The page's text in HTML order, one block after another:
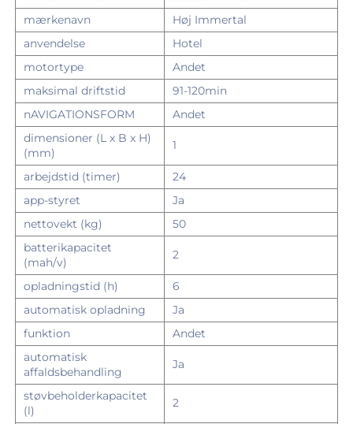
mærkenavn
Høj Immertal
anvendelse
Hotel
motortype
Andet
maksimal driftstid
91-120min
nAVIGATIONSFORM
Andet
dimensioner (L x B x H)
(mm)
1
arbejdstid (timer)
24
app-styret
Ja
nettovekt (kg)
50
batterikapacitet
(mah/v)
2
opladningstid (h)
6
automatisk opladning
Ja
funktion
Andet
automatisk
affaldsbehandling
Ja
støvbeholderkapacitet
(l)
2